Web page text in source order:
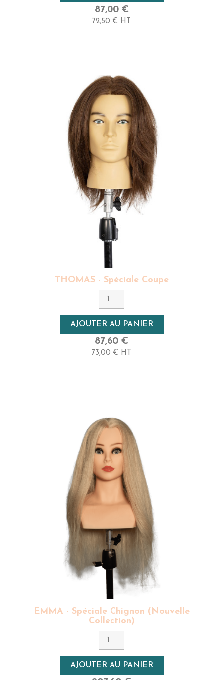
87,00 €
72,50 € HT
THOMAS - Spéciale Coupe
AJOUTER AU PANIER
87,60 €
73,00 € HT
EMMA - Spéciale Chignon (Nouvelle
Collection)
AJOUTER AU PANIER